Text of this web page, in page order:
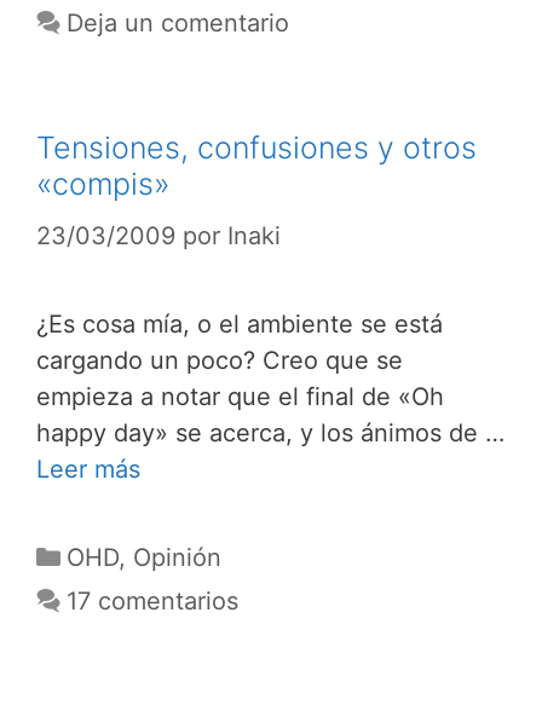
Deja un comentario
Tensiones, confusiones y otros
«compis»
23/03/2009 por Inaki
¿Es cosa mía, o el ambiente se está
cargando un poco? Creo que se
empieza a notar que el final de «Oh
happy day» se acerca, y los ánimos de …
Leer más
Categorías
OHD, Opinión
17 comentarios